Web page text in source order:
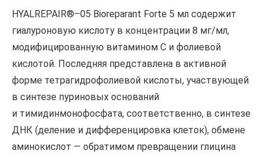
HYALREPAIR®–05 Bioreparant Forte 5 мл содержит
гиалуроновую кислоту в концентрации 8 мг/мл,
модифицированную витамином С и фолиевой
кислотой. Последняя представлена в активной
форме тетрагидрофолиевой кислоты, участвующей
в синтезе пуриновых оснований
и тимидинмонофосфата, соответственно, в синтезе
ДНК (деление и дифференцировка клеток), обмене
аминокислот — обратимом превращении глицина